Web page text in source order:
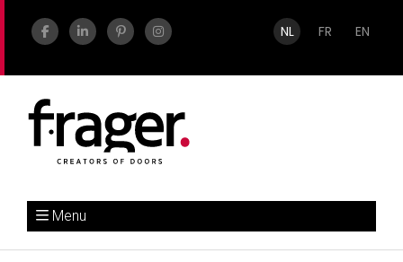
NL FR EN
Menu